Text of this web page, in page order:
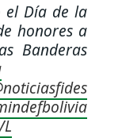
el Día de la
honores a
Banderas